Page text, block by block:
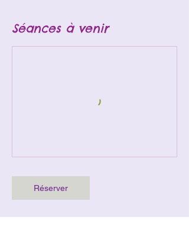
Séances à venir
Réserver